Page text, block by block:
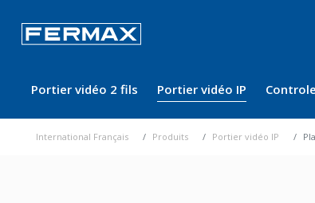
Portier vidéo 2 fils Portier vidéo IP
International Français Produits Portier vidéo IP